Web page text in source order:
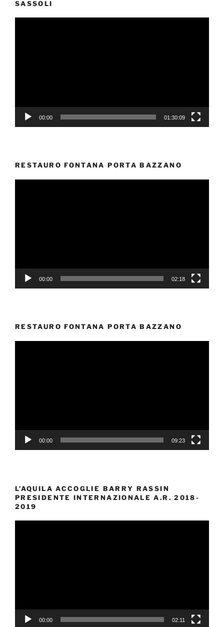
SASSOLI
00:00 01:30:09
RESTAURO FONTANA PORTA BAZZANO
00:00 02:18
RESTAURO FONTANA PORTA BAZZANO
00:00 09:23
L’AQUILA ACCOGLIE BARRY RASSIN
PRESIDENTE INTERNAZIONALE A.R. 2018-
2019
00:00 02:11